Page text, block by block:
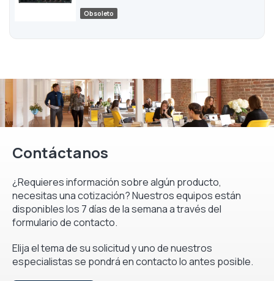
Obsoleto
Contáctanos
¿Requieres información sobre algún producto,
necesitas una cotización? Nuestros equipos están
disponibles los 7 días de la semana a través del
formulario de contacto.
Elija el tema de su solicitud y uno de nuestros
especialistas se pondrá en contacto lo antes posible.